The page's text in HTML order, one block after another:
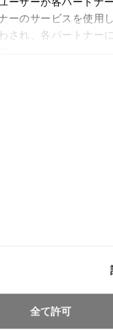
ーのサービスを使用
され、各パートナー
全て許可
Sold